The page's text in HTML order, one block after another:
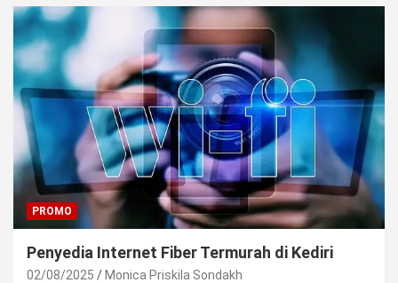
PROMO
Penyedia Internet Fiber Termurah di Kediri
02/08/2025 Monica Priskila Sondakh